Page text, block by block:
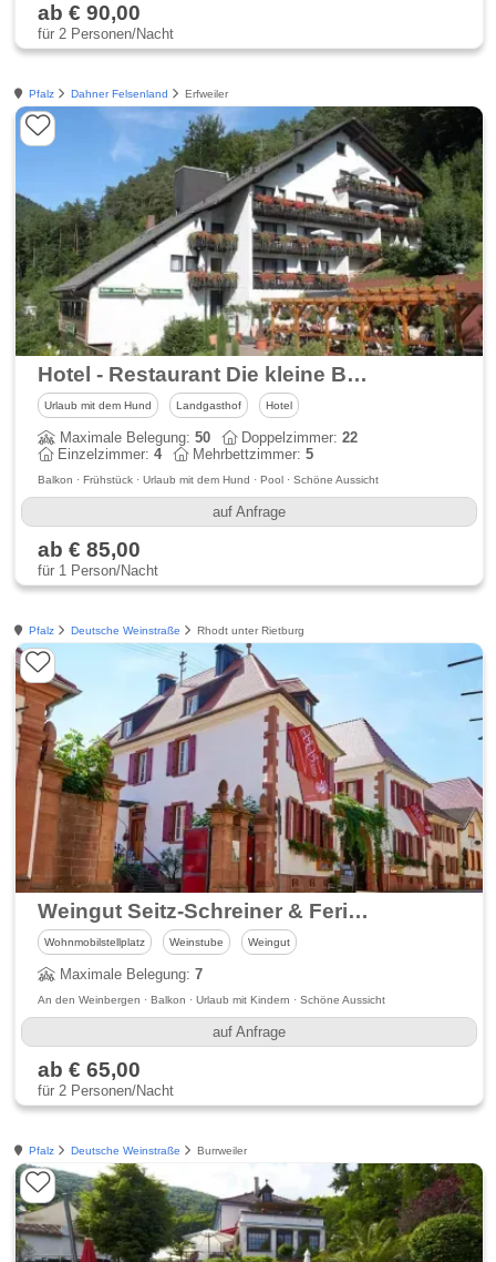
ab € 90,00
für 2 Personen/Nacht
Pfalz Dahner Felsenland Erfweiler
Hotel - Restaurant Die kleine Blume im Dahner Felsenland
Urlaub mit dem Hund Landgasthof Hotel
Maximale Belegung:50 Doppelzimmer:22
Einzelzimmer:4 Mehrbettzimmer:5
Balkon · Frühstück · Urlaub mit dem Hund · Pool · Schöne Aussicht
auf Anfrage
ab € 85,00
für 1 Person/Nacht
Pfalz Deutsche Weinstraße Rhodt unter Rietburg
Weingut Seitz-Schreiner & Ferienwohnung - Südliche Weinstraße
Wohnmobilstellplatz Weinstube Weingut
Maximale Belegung:7
An den Weinbergen · Balkon · Urlaub mit Kindern · Schöne Aussicht
auf Anfrage
ab € 65,00
für 2 Personen/Nacht
Pfalz Deutsche Weinstraße Burrweiler